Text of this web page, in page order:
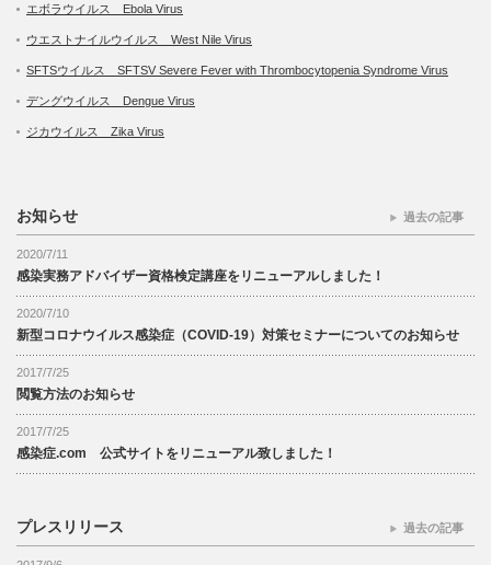
エボラウイルス Ebola Virus
ウエストナイルウイルス West Nile Virus
SFTSウイルス SFTSV Severe Fever with Thrombocytopenia Syndrome Virus
デングウイルス Dengue Virus
ジカウイルス Zika Virus
お知らせ
2020/7/11
感染実務アドバイザー資格検定講座をリニューアルしました！
2020/7/10
新型コロナウイルス感染症（COVID-19）対策セミナーについてのお知らせ
2017/7/25
閲覧方法のお知らせ
2017/7/25
感染症.com 公式サイトをリニューアル致しました！
過去の記事
プレスリリース 過去の記事